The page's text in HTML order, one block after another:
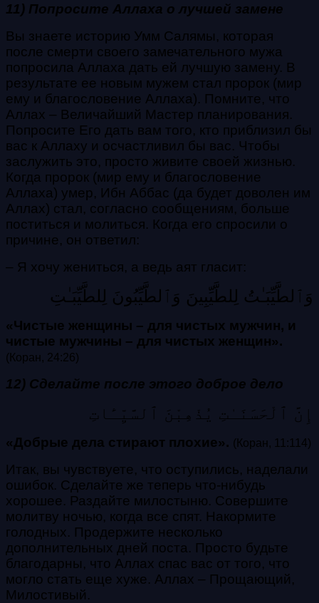
11) Попросите Аллаха о лучшей замене
Вы знаете историю Умм Салямы, которая
после смерти своего замечательного мужа
попросила Аллаха дать ей лучшую замену. В
результате ее новым мужем стал пророк (мир
ему и благословение Аллаха). Помните, что
Аллах – Величайший Мастер планирования.
Попросите Его дать вам того, кто приблизил бы
вас к Аллаху и осчастливил бы вас. Чтобы
заслужить это, просто живите своей жизнью.
Когда пророк (мир ему и благословение
Аллаха) умер, Ибн Аббас (да будет доволен им
Аллах) стал, согласно сообщениям, больше
поститься и молиться. Когда его спросили о
причине, он ответил:
– Я хочу жениться, а ведь аят гласит:
وَٱلطَّيِّبَـٰتُ لِلطَّيِّبِينَ وَٱلطَّيِّبُونَ لِلطَّيِّبَـٰتِ
«Чистые женщины – для чистых мужчин, и
чистые мужчины – для чистых женщин».
(Коран, 24:26)
12) Сделайте после этого доброе дело
إِنَّ ٱلْحَسَنَـٰتِ يُذْهِبْنَ ٱلسَّيِّـَٔاتِ
«Добрые дела стирают плохие». (Коран, 11:114)
Итак, вы чувствуете, что оступились, наделали
ошибок. Сделайте же теперь что-нибудь
хорошее. Раздайте милостыню. Совершите
молитву ночью, когда все спят. Накормите
голодных. Продержите несколько
дополнительных дней поста. Просто будьте
благодарны, что Аллах спас вас от того, что
могло стать еще хуже. Аллах – Прощающий,
Милостивый.